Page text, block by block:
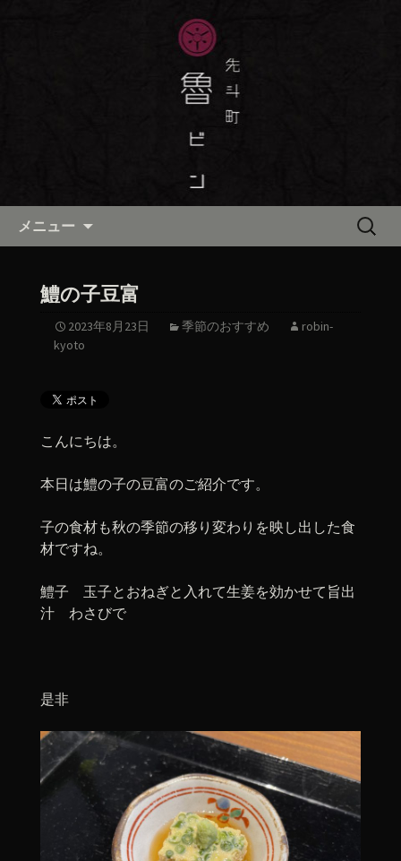
京都・先斗町の京料理・和食
「魯ビン（ろびん）」の公式ブ
京都・先斗町の京町家で美味しい季節
の京料理・和食が自慢の「魯ビン（ろ
びん）」がお店からのお知らせや、お
料理について最新情報をおとどけしま
メニュー
検
鱧の子豆富
2023年8月23日 季節のおすすめ
robin-
kyoto
こんにちは。
本日は鱧の子の豆富のご紹介です。
子の食材も秋の季節の移り変わりを映し出した食
材ですね。
鱧子 玉子とおねぎと入れて生姜を効かせて旨出
汁 わさびで
是非